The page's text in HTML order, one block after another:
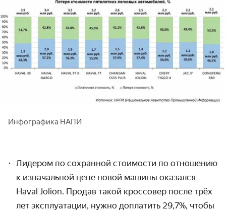
Инфографика НАПИ
Лидером по сохранной стоимости по отношению
к изначальной цене новой машины оказался
Haval Jolion. Продав такой кроссовер после трёх
лет эксплуатации, нужно доплатить 29,7%, чтобы